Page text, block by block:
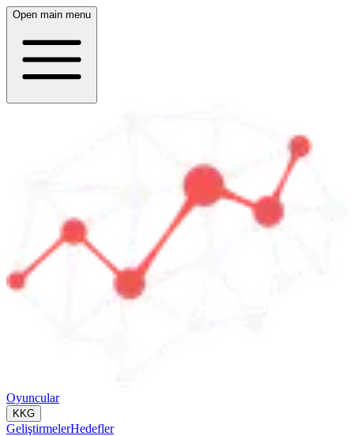
Open main menu
Oyuncular
KKG
GeliştirmelerHedefler